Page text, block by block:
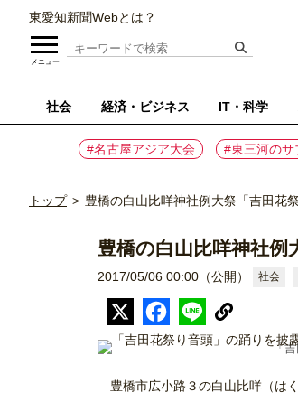
東愛知新聞Webとは？
社会 経済・ビジネス IT・科学
#名古屋アジア大会 #東三河のサ
メニュー
トップ > 豊橋の白山比咩神社例大祭「吉田花祭
豊橋の白山比咩神社例
2017/05/06 00:00（公開） 社会
「吉
豊橋市広小路３の白山比咩（は